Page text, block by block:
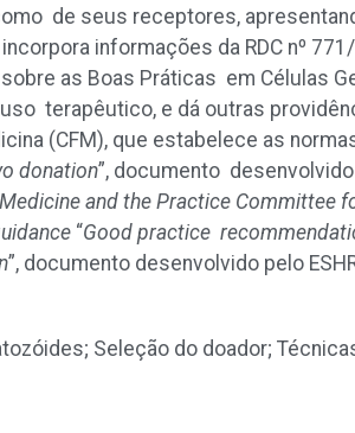
de seus receptores,
informações da RDC nº
as Boas Práticas em Células
terapêutico, e dá outras
(CFM), que estabelece as
donation”, documento
and the Practice Committee
“Good practice
”, documento desenvolvido pelo
Seleção do doador;